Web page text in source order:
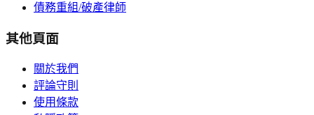
債務重組/破產律師
其他頁面
關於我們
評論守則
使用條款